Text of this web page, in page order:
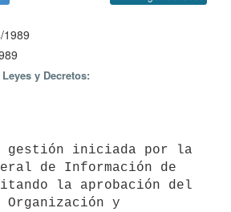
1989
y Decretos:
de Información de
la aprobación del
Organización y